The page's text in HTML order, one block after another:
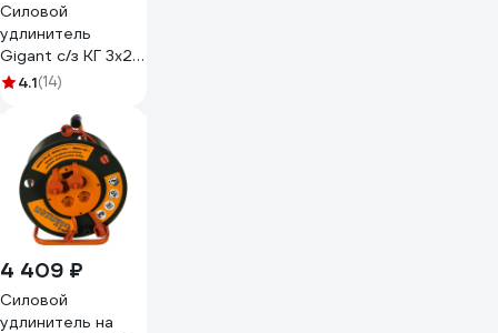
Силовой
удлинитель
Gigant с/з КГ 3x2,5
3 гнезда 30м IP44
4.1(14)
4 409 ₽
Силовой
удлинитель на